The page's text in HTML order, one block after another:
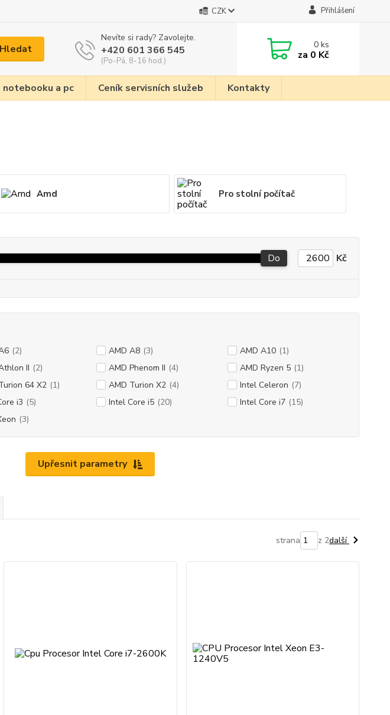
CZK Přihlášení
Hledat
Nevíte si rady? Zavolejte.
+420 601 366 545
(Po-Pá, 8-16 hod.)
0ks
za 0 Kč
notebooku a pc Ceník servisních služeb Kontakty
Amd Pro stolní počítač
Upřesnit parametry
Do Kč
(2) AMD A8 (3) AMD A10 (1)
II (2) AMD Phenom II (4) AMD Ryzen 5 (1)
64 X2 (1) AMD Turion X2 (4) Intel Celeron (7)
i3 (5) Intel Core i5 (20) Intel Core i7 (15)
(3)
strana z 2další